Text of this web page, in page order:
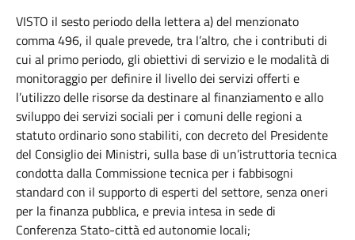
VISTO il sesto periodo della lettera a) del menzionato
comma 496, il quale prevede, tra l’altro, che i contributi di
cui al primo periodo, gli obiettivi di servizio e le modalità di
monitoraggio per definire il livello dei servizi offerti e
l’utilizzo delle risorse da destinare al finanziamento e allo
sviluppo dei servizi sociali per i comuni delle regioni a
statuto ordinario sono stabiliti, con decreto del Presidente
del Consiglio dei Ministri, sulla base di un’istruttoria tecnica
condotta dalla Commissione tecnica per i fabbisogni
standard con il supporto di esperti del settore, senza oneri
per la finanza pubblica, e previa intesa in sede di
Conferenza Stato-città ed autonomie locali;